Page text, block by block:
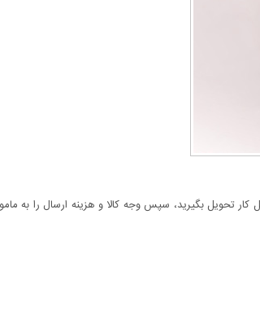
تحویل بگیرید، سپس وجه کالا و هزینه ارسال را به